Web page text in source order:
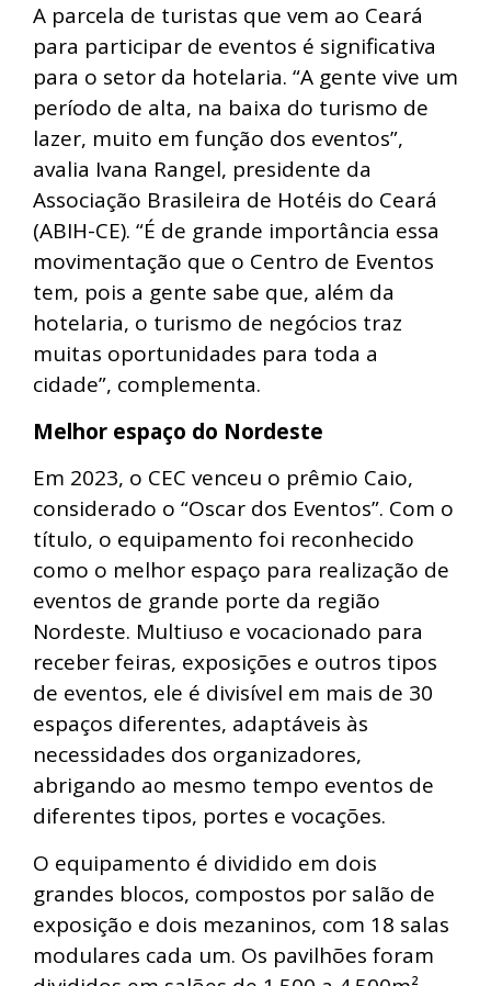
A parcela de turistas que vem ao Ceará
para participar de eventos é significativa
para o setor da hotelaria. “A gente vive um
período de alta, na baixa do turismo de
lazer, muito em função dos eventos”,
avalia Ivana Rangel, presidente da
Associação Brasileira de Hotéis do Ceará
(ABIH-CE). “É de grande importância essa
movimentação que o Centro de Eventos
tem, pois a gente sabe que, além da
hotelaria, o turismo de negócios traz
muitas oportunidades para toda a
cidade”, complementa.
Melhor espaço do Nordeste
Em 2023, o CEC venceu o prêmio Caio,
considerado o “Oscar dos Eventos”. Com o
título, o equipamento foi reconhecido
como o melhor espaço para realização de
eventos de grande porte da região
Nordeste. Multiuso e vocacionado para
receber feiras, exposições e outros tipos
de eventos, ele é divisível em mais de 30
espaços diferentes, adaptáveis às
necessidades dos organizadores,
abrigando ao mesmo tempo eventos de
diferentes tipos, portes e vocações.
O equipamento é dividido em dois
grandes blocos, compostos por salão de
exposição e dois mezaninos, com 18 salas
modulares cada um. Os pavilhões foram